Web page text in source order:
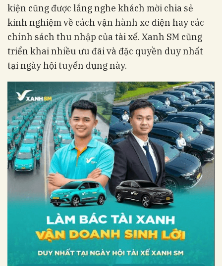
kiện cũng được lắng nghe khách mời chia sẻ
kinh nghiệm về cách vận hành xe điện hay các
chính sách thu nhập của tài xế. Xanh SM cũng
triển khai nhiều ưu đãi và đặc quyền duy nhất
tại ngày hội tuyển dụng này.